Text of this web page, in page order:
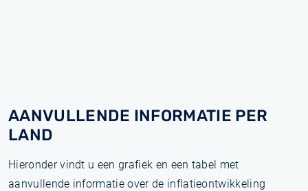
AANVULLENDE INFORMATIE PER
LAND
Hieronder vindt u een grafiek en een tabel met
aanvullende informatie over de inflatieontwikkeling